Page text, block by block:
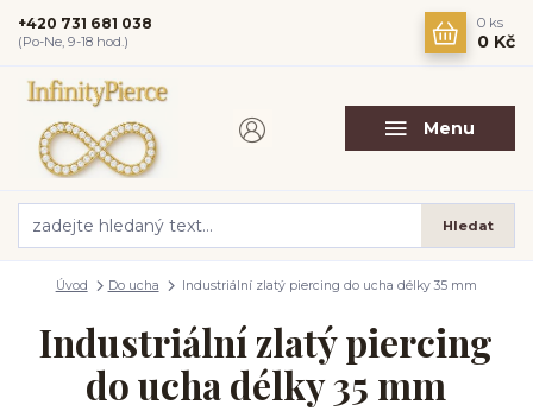
Menu
Hledat
+420 731 681 038
(Po-Ne, 9-18 hod.)
0 ks
0 Kč
Úvod Do ucha Industriální zlatý piercing do ucha délky 35 mm
Industriální zlatý piercing
do ucha délky 35 mm